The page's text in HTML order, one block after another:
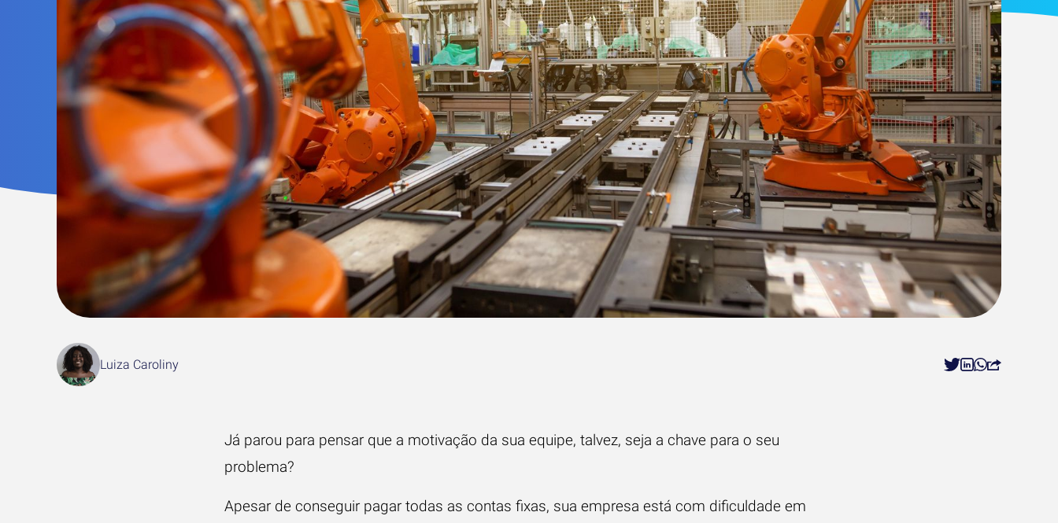
Luiza Caroliny
Já parou para pensar que a motivação da sua equipe, talvez, seja a chave para o seu
problema?
Apesar de conseguir pagar todas as contas fixas, sua empresa está com dificuldade em